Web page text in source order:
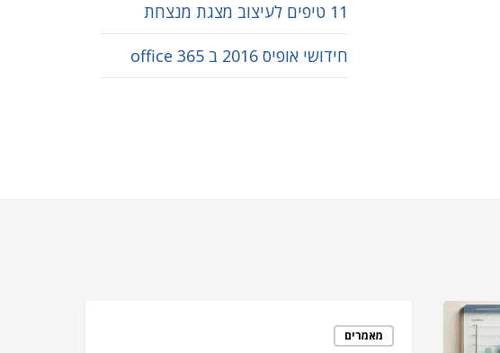
11 טיפים לעיצוב מצגת מנצחת
חידושי אופיס 2016 ב office 365
מאמרים